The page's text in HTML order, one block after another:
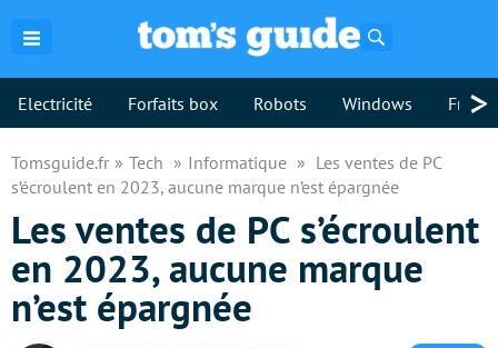
Electricité Forfaits box Robots Windows >
Tomsguide.fr Tech Informatique
Les ventes de PC
s’écroulent en 2023, aucune marque n’est épargnée
Les ventes de PC s’écroulent
en 2023, aucune marque
n’est épargnée